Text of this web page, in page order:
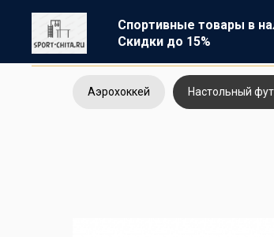
Спортивные товары в
Скидки до 15%
Аэрохоккей Настольный